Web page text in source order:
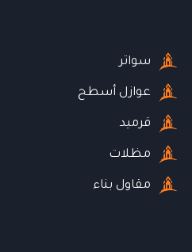
سواتر
عوازل أسطح
قرميد
مظلات
مقاول بناء